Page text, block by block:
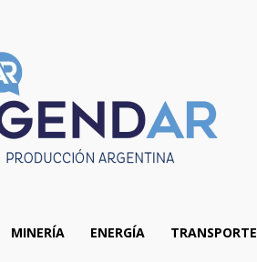
MINERÍA ENERGÍA TRANSPORTE